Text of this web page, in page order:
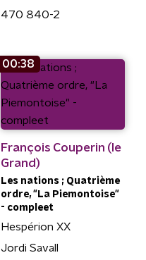
470 840-2
00:38
François Couperin (le
Grand)
Les nations ; Quatrième
ordre, "La Piemontoise"
- compleet
Hespérion XX
Jordi Savall